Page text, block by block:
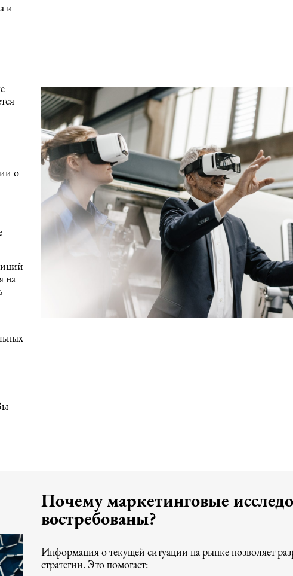
и
о
на
Почему маркетинговые
востребованы?
Информация о текущей ситуации на рынке позволяет
стратегии. Это помогает: